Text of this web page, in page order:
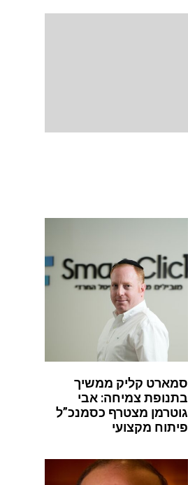
סמארט קליק ממשיך
בתנופת צמיחה: אבי
גוטרמן מצטרף כסמנכ”ל
פיתוח מקצועי